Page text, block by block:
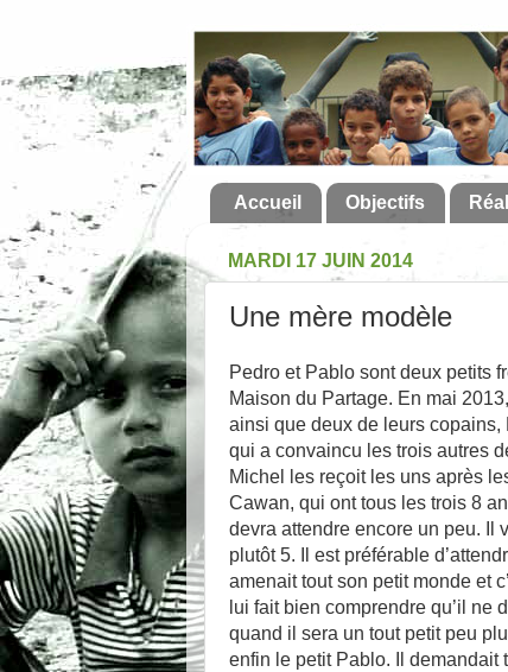
Accueil Objectifs
MARDI 17 JUIN 2014
Une mère modèle
Pedro et Pablo sont deux petits
Maison du Partage. En mai
ainsi que deux de leurs copains,
qui a convaincu les trois autres
Michel les reçoit les uns après
Cawan, qui ont tous les trois 8
devra attendre encore un peu. Il
plutôt 5. Il est préférable
amenait tout son petit monde et
lui fait bien comprendre qu’il ne
quand il sera un tout petit peu
enfin le petit Pablo. Il demandait